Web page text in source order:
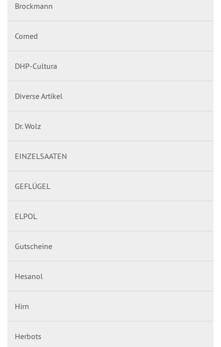
Brockmann
Comed
DHP-Cultura
Diverse Artikel
Dr. Wolz
EINZELSAATEN
GEFLÜGEL
ELPOL
Gutscheine
Hesanol
Hirn
Herbots